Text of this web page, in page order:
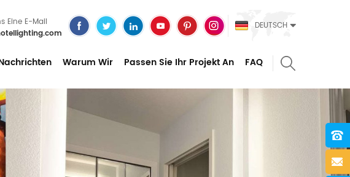
DEUTSCH
Eine E-Mail
Warum Wir Passen Sie Ihr Projekt An FAQ